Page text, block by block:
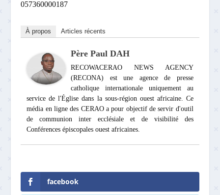
057360000187
À propos Articles récents
Père Paul DAH
RECOWACERAO NEWS AGENCY
(RECONA) est une agence de presse
catholique internationale uniquement au
service de l'Église dans la sous-région ouest africaine. Ce
média en ligne des CERAO a pour objectif de servir d'outil
de communion inter ecclésiale et de visibilité des
Conférences épiscopales ouest africaines.
facebook